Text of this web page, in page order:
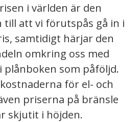
i världen är den
till att vi förutspås gå in i
samtidigt härjar den
omkring oss med
plånboken som påföljd.
för el- och
priserna på bränsle
skjutit i höjden.